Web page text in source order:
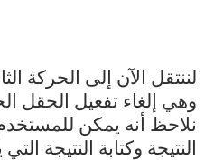
لننتقل الآن إلى الحركة
وهي إلغاء تفعيل الحقل
نلاحظ أنه يمكن
النتيجة وكتابة النتيجة